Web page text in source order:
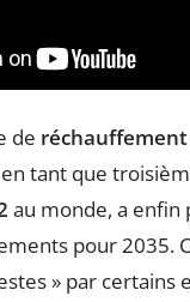
de
en tant que
au monde, a enfin
pour 2035.
» par